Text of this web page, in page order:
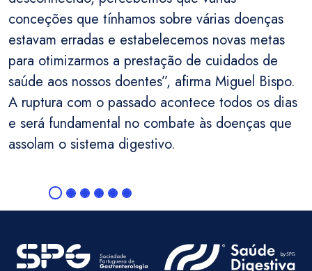
conceções que tínhamos sobre várias doenças
estavam erradas e estabelecemos novas metas
para otimizarmos a prestação de cuidados de
saúde aos nossos doentes”, afirma Miguel Bispo.
A ruptura com o passado acontece todos os dias
e será fundamental no combate às doenças que
assolam o sistema digestivo.